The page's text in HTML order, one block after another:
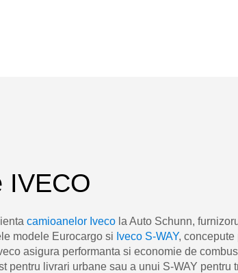
IVECO
camioanelor Iveco la Auto Schunn,
modele Eurocargo si Iveco S-WAY,
asigura performanta si economie de
pentru livrari urbane sau a unui S-WAY